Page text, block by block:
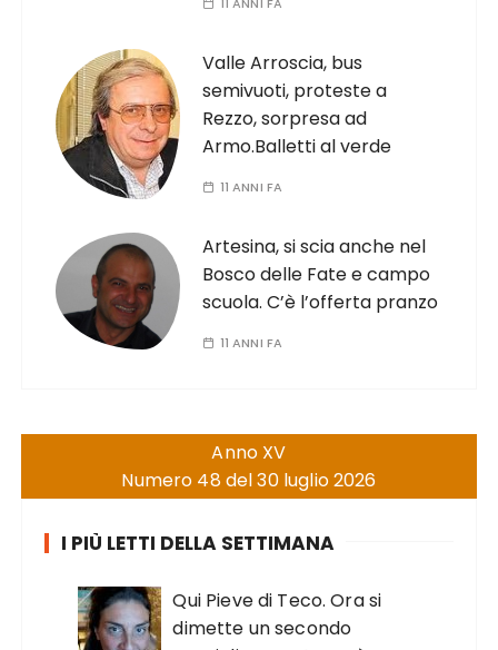
Valle Arroscia, bus
semivuoti, proteste a
Rezzo, sorpresa ad
Armo.Balletti al verde
11 ANNI FA
Artesina, si scia anche nel
Bosco delle Fate e campo
scuola. C’è l’offerta pranzo
11 ANNI FA
Anno XV
Numero 48 del 30 luglio 2026
I PIÙ LETTI DELLA SETTIMANA
Qui Pieve di Teco. Ora si
dimette un secondo